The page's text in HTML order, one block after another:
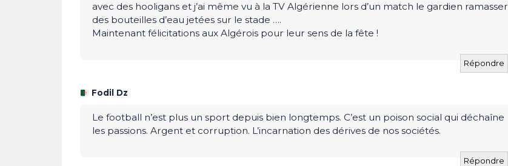
avec des hooligans et j’ai même vu à la TV Algérienne lors d’un match le gardien ramasser
des bouteilles d’eau jetées sur le stade ….
Maintenant félicitations aux Algérois pour leur sens de la fête !
Répondre
Fodil Dz
Le football n’est plus un sport depuis bien longtemps. C’est un poison social qui déchaîne
les passions. Argent et corruption. L’incarnation des dérives de nos sociétés.
Répondre